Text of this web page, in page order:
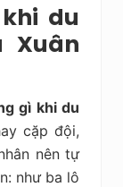
du
Xuân
gì khi du
cặp đội,
nên tự
như ba lô